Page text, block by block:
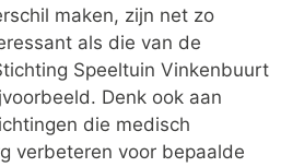
maken, zijn net zo
als die van de
Speeltuin Vinkenbuurt
Denk ook aan
die medisch
verbeteren voor bepaalde